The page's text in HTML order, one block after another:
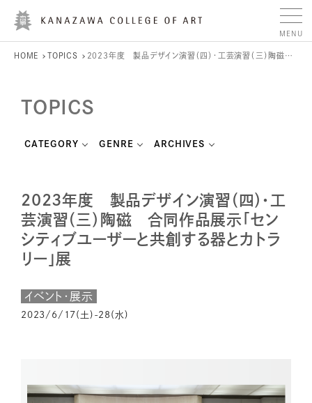
HOME TOPICS 2023年度 製品デザイン演習（四）・工芸演習（三）陶磁 合同作品展示「センシティブユーザーと共創する器とカトラリー」展
TOPICS
CATEGORY GENRE ARCHIVES
2023年度 製品デザイン演習（四）・工
芸演習（三）陶磁 合同作品展示「セン
シティブユーザーと共創する器とカトラ
リー」展
イベント・展示
2023/6/17(土)-28(水)